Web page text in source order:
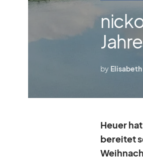
by
Heuer
be­rei­tet